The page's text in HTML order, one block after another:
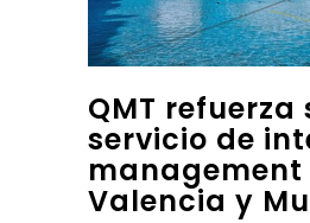
QMT refuerza
servicio de
management
Valencia y